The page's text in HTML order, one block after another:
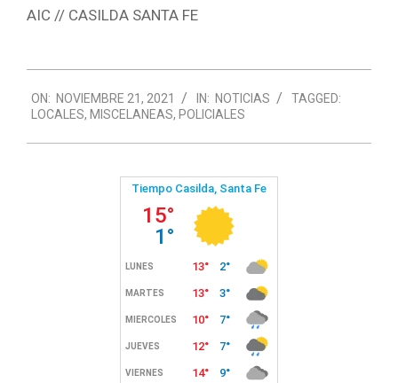
AIC // CASILDA SANTA FE
11-
21
ON: NOVIEMBRE 21, 2021 IN: NOTICIAS
TAGGED:
LOCALES, MISCELANEAS, POLICIALES